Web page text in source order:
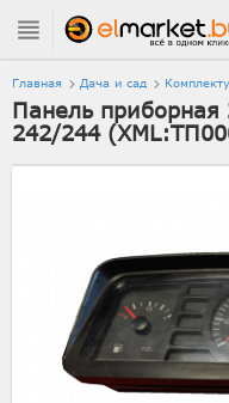
Главная Дача и сад
Панель приборная
242/244